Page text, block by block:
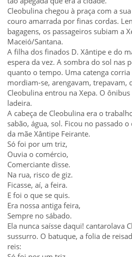
Cleobulina chegou à praça com a
couro amarrada por finas cordas.
bagagens, os passageiros subiam a
Maceió/Santana.
A filha dos finados D. Xântipe e do
espera da vez. A sombra do sol nas
quanto o tempo. Uma catenga
mordiam-se, arengavam, trepavam,
Cleobulina entrou na Xepa. O
ladeira.
A cabeça de Cleobulina era o
sabão, água, sol. Ficou no passado
da mãe Xântipe Feirante.
Só foi por um triz,
Ouvia o comércio,
Comerciante disse.
Na rua, risco de giz.
Ficasse, aí, a feira.
E foi o que se quis.
Era nossa antiga feira,
Sempre no sábado.
Ela nunca saísse daqui! cantarolava
sussurro. O batuque, a folia de
reis: